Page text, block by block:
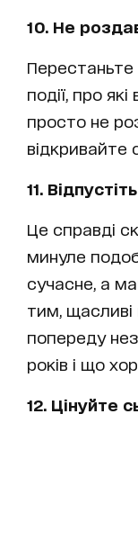
10. Не
Перестаньте
події, про
просто не
відкривайте
11.
Це справді
минуле
сучасне, а
тим, щасливі
попереду
років і що
12. Цінуйте